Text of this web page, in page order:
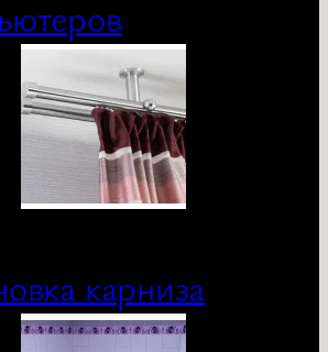
карниза